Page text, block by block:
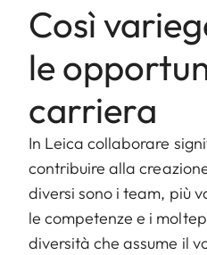
Così
le
carriera
In Leica collaborare
contribuire alla
diversi sono i team, più
le competenze e i
diversità che assume il